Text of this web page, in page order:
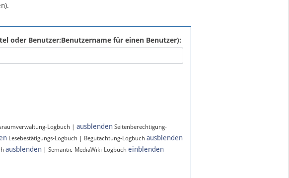
oder Benutzer:Benutzername für einen Benutzer):
Logbuch | ausblenden Seitenberechtigung-
Lesebestätigungs-Logbuch | Begutachtung-Logbuch ausblenden
ausblenden | Semantic-MediaWiki-Logbuch einblenden